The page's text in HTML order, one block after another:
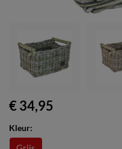
€ 34,95
Kleur: